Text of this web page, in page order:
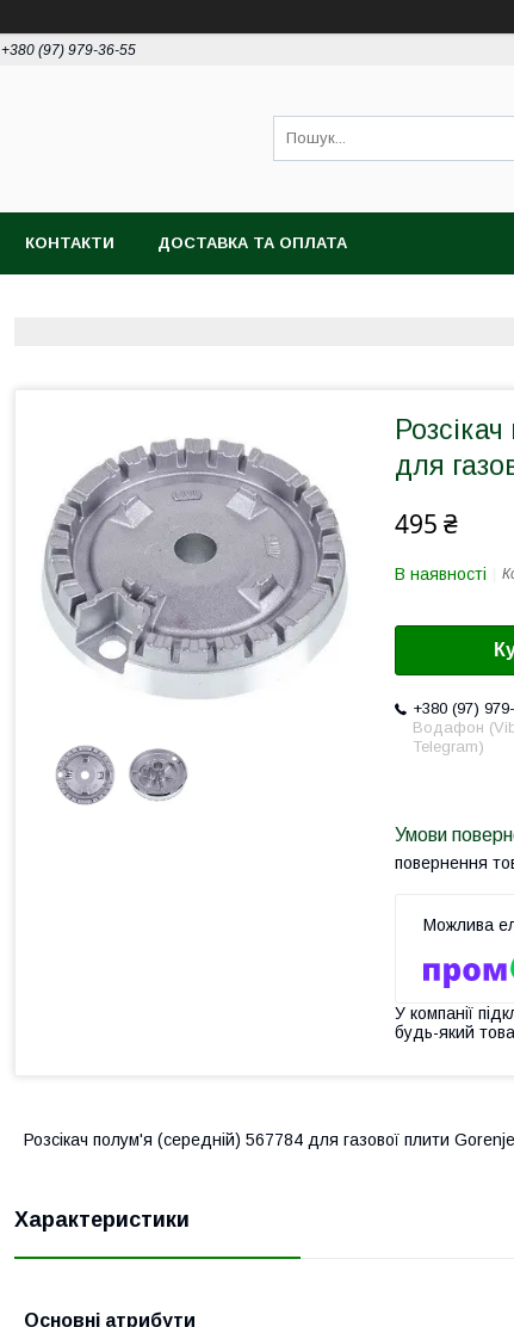
+380 (97) 979-36-55
КОНТАКТИ ДОСТАВКА ТА ОПЛАТА
для
495 ₴
В наявності
+380 (97)
Водафон
Telegram)
повернення
У компанії
будь-який
Розсікач полум'я (середній) 567784 для газової плити Gorenje
Характеристики
Основні атрибути